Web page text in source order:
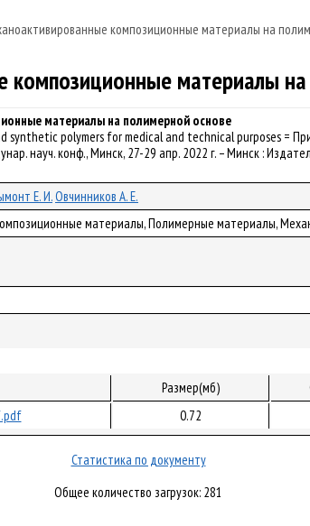
композиционные материалы на
композиционные материалы
материалы на полимерной основе
synthetic polymers for medical and technical purposes =
науч. конф., Минск, 27-29 апр. 2022 г. – Минск :
Е. И.Овчинников А. Е.
материалы, Полимерные материалы,
Размер(мб)
0.72
Статистика по документу
Общее количество загрузок: 281